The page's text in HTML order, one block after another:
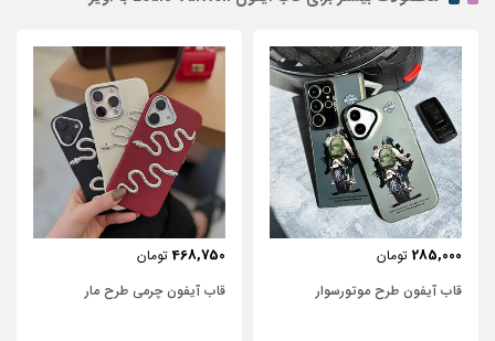
تومان
آیفون طرح موتور‌سوار
468,750 تومان
قاب آیفون چرمی طرح مار